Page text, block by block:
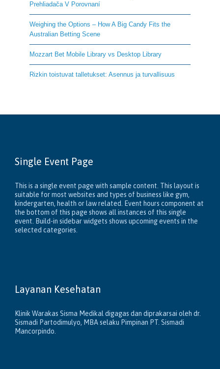
Prehliadača V Porovnaní
Weighing the Options – How A Big Candy Fits the
Australian Betting Scene
Mozzart Bet Mobile Library vs Desktop Library
Rizkin toistuvat talletukset: Asennus ja turvallisuus
Single Event Page
This is a single event page with sample content. This layout is
suitable for most websites and types of business like gym,
kindergarten, health or law related. Event hours component at
the bottom of this page shows all instances of this single
event. Build-in sidebar widgets shows upcoming events in the
selected categories.
Layanan Kesehatan
Klinik Warakas Sisma Medikal digagas dan diprakarsai oleh dr.
Sismadi Partodimulyo, MBA selaku Pimpinan PT. Sismadi
Mancorpindo.